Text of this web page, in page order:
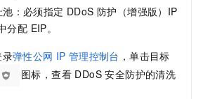
：必须指定 DDoS 防护（增强版）IP
分配 EIP。
录弹性公网 IP 管理控制台 ，单击目标
图标，查看 DDoS 安全防护的清洗